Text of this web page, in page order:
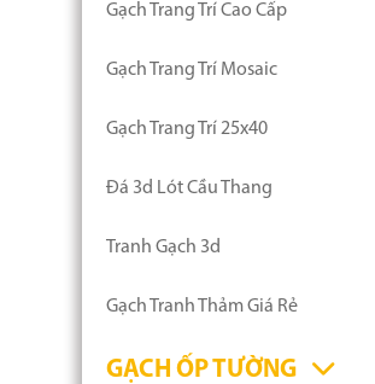
Gạch Trang Trí Cao Cấp
Gạch Trang Trí Mosaic
Gạch Trang Trí 25x40
Đá 3d Lót Cầu Thang
Tranh Gạch 3d
Gạch Tranh Thảm Giá Rẻ
GẠCH ỐP TƯỜNG